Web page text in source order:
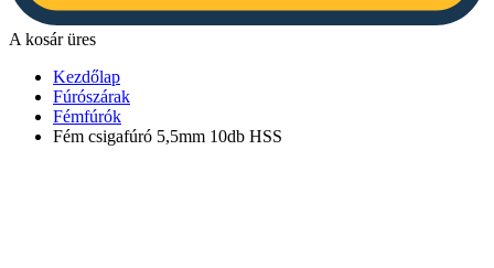
A kosár üres
Kezdőlap
Fúrószárak
Fémfúrók
Fém csigafúró 5,5mm 10db HSS